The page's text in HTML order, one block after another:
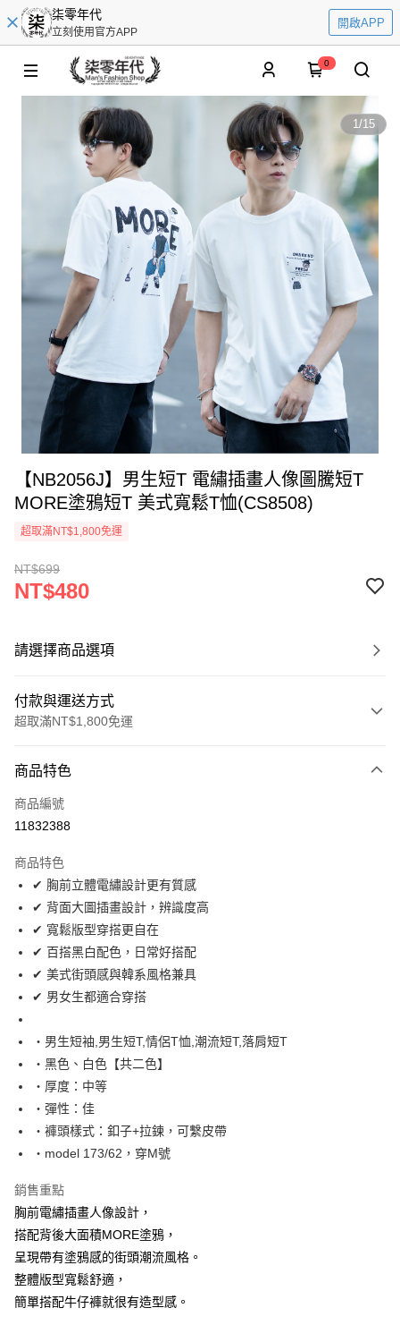
柒零年代
立刻使用官方APP
開啟APP
0
1/15
【NB2056J】男生短T 電繡插畫人像圖騰短T
MORE塗鴉短T 美式寬鬆T恤(CS8508)
超取滿NT$1,800免運
NT$699
NT$480
請選擇商品選項
付款與運送方式
超取滿NT$1,800免運
信用卡一次付款
超商取貨付款
Apple Pay
街口支付
悠遊付
Google Pay
相關說明
【關於「AFTEE先享後付」】
AFTEE先享後付是「在收到商品之後才付款」的支付方式。 讓您購物簡單
便利好安心！
１．簡單：不需註冊會員、不需綁卡、不需儲值。
３．安心：先確認商品／服務後，再付款。
１．於結帳方式選擇「AFTEE先享後付」後，將跳轉至「AFTEE先享後付」
結帳頁面，進行簡訊認證並確認金額後，即可完成結帳。
２．訂單成立數日內，您將收到繳費通知簡訊。
３．收到繳費通知簡訊後14天內，點擊此簡訊中的連結，可透過四大超商／
ATM／網路銀行／等多元方式進行付款，方視為交易完成。
※ 請注意：結帳手續完成當下不需立刻繳費，但若您需要取消訂單，請聯絡
購買商品的店家。未經商家同意取消之訂單仍視為有效，需透過AFTEE先享
後付繳納相關費用。
ATM付款
運送方式
全家付款取貨
先付款後全家取貨
每筆NT$80，滿NT$1,800(含以上)免運費
7-11付款取貨
每筆NT$80，滿NT$1,800(含以上)免運費
商品特色
商品編號
11832388
商品特色
✔ 胸前立體電繡設計更有質感
✔ 背面大圖插畫設計，辨識度高
✔ 寬鬆版型穿搭更自在
✔ 百搭黑白配色，日常好搭配
✔ 美式街頭感與韓系風格兼具
✔ 男女生都適合穿搭
‧男生短袖,男生短T,情侶T恤,潮流短T,落肩短T
‧黑色、白色【共二色】
‧厚度：中等
‧彈性：佳
‧褲頭樣式：釦子+拉鍊，可繫皮帶
‧model 173/62，穿M號
銷售重點
胸前電繡插畫人像設計，
搭配背後大面積MORE塗鴉，
呈現帶有塗鴉感的街頭潮流風格。
整體版型寬鬆舒適，
簡單搭配牛仔褲就很有造型感。